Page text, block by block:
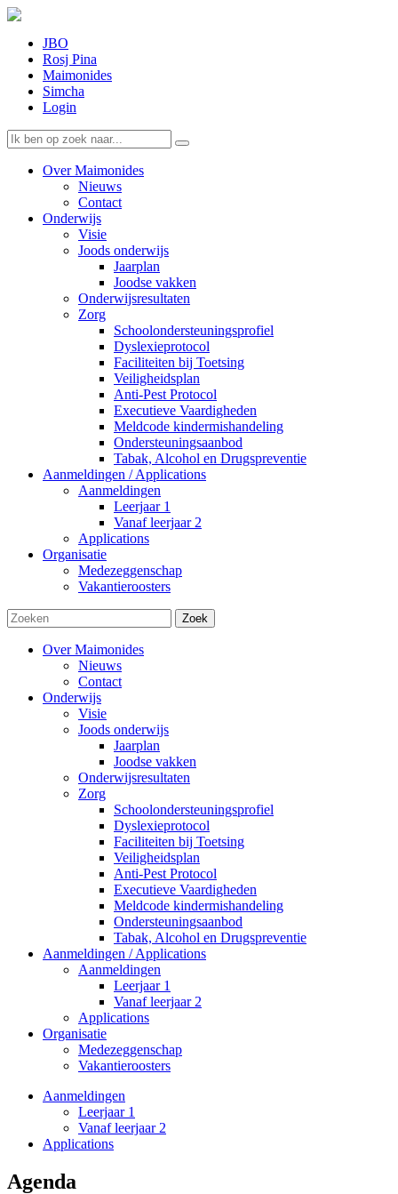
JBO
Rosj Pina
Maimonides
Simcha
Login
Over Maimonides
Nieuws
Contact
Onderwijs
Visie
Joods onderwijs
Jaarplan
Joodse vakken
Onderwijsresultaten
Zorg
Schoolondersteuningsprofiel
Dyslexieprotocol
Faciliteiten bij Toetsing
Veiligheidsplan
Anti-Pest Protocol
Executieve Vaardigheden
Meldcode kindermishandeling
Ondersteuningsaanbod
Tabak, Alcohol en Drugspreventie
Aanmeldingen / Applications
Aanmeldingen
Leerjaar 1
Vanaf leerjaar 2
Applications
Organisatie
Medezeggenschap
Vakantieroosters
Zoek
Over Maimonides
Nieuws
Contact
Onderwijs
Visie
Joods onderwijs
Jaarplan
Joodse vakken
Onderwijsresultaten
Zorg
Schoolondersteuningsprofiel
Dyslexieprotocol
Faciliteiten bij Toetsing
Veiligheidsplan
Anti-Pest Protocol
Executieve Vaardigheden
Meldcode kindermishandeling
Ondersteuningsaanbod
Tabak, Alcohol en Drugspreventie
Aanmeldingen / Applications
Aanmeldingen
Leerjaar 1
Vanaf leerjaar 2
Applications
Organisatie
Medezeggenschap
Vakantieroosters
Aanmeldingen
Leerjaar 1
Vanaf leerjaar 2
Applications
Agenda